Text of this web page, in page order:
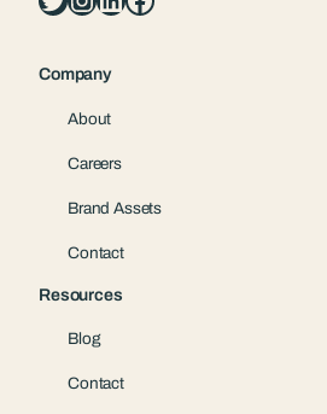
Company
About
Careers
Brand Assets
Contact
Resources
Blog
Contact